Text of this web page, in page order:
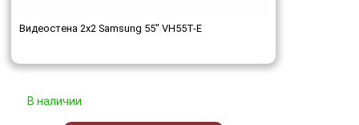
Видеостена 2x2 Samsung 55" VH55T-E
В наличии